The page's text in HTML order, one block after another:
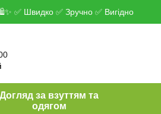
✅ Швидко ✅ Зручно ✅ Вигідно
Догляд за взуттям та
одягом